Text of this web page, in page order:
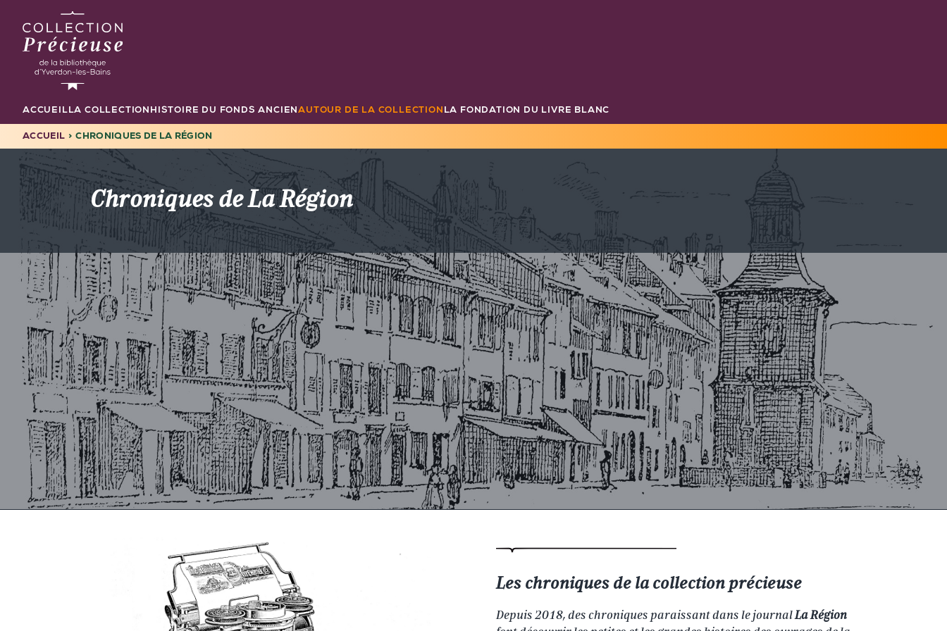
contenu
principal
principale
ACCUEIL LA COLLECTION HISTOIRE DU FONDS ANCIENAUTOUR DE LA COLLECTION LA FONDATION DU LIVRE BLANC
FIL
D'ARIANE
ACCUEIL CHRONIQUES DE LA RÉGION
Chroniques de La Région
Les chroniques de la collection précieuse
Depuis 2018, des chroniques paraissant dans le journalLa Région